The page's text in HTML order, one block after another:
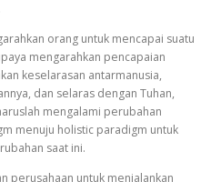
orang untuk mencapai suatu
mengarahkan pencapaian
keselarasan antarmanusia,
dan selaras dengan Tuhan,
mengalami perubahan
menuju holistic paradigm untuk
saat ini.
perusahaan untuk menjalankan